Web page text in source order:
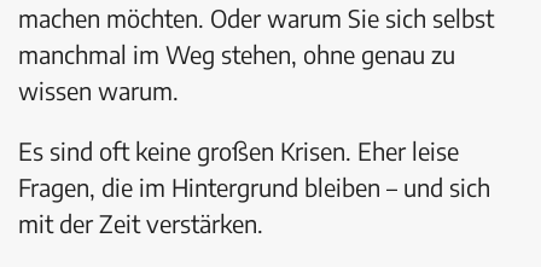
machen möchten. Oder warum Sie sich selbst
manchmal im Weg stehen, ohne genau zu
wissen warum.
Es sind oft keine großen Krisen. Eher leise
Fragen, die im Hintergrund bleiben – und sich
mit der Zeit verstärken.